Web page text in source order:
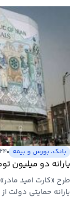
مسکن
اقتصاد
ایران
ارتباطات
خودرو
عمومی
نوتیف
شناور
بانک، بورس و بیمه ۲۴ فروردین ۱۴۰۵
یارانه دو میلیون تومانی ۱۴۰۵ به چه کسانی
طرح «کارت امید
یارانه حمایتی دولت